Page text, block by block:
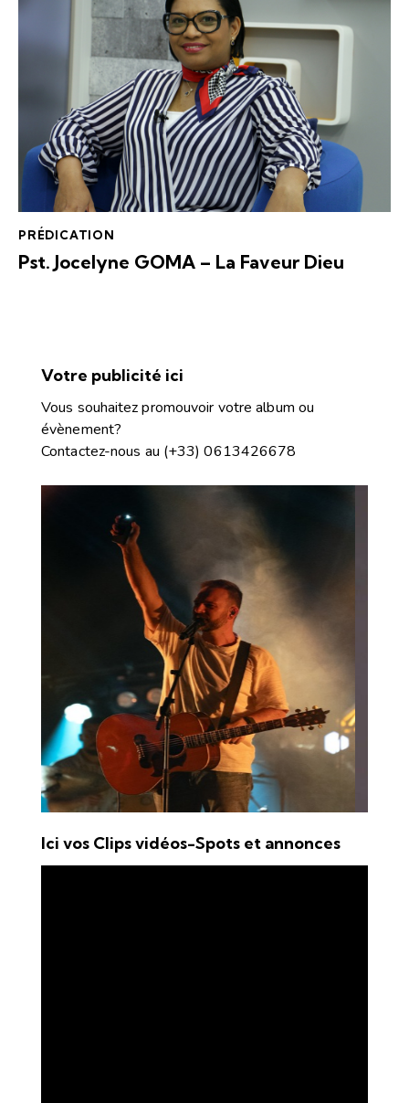
PRÉDICATION
Pst. Jocelyne GOMA – La Faveur Dieu
Votre publicité ici
Vous souhaitez promouvoir votre album ou
évènement?
Contactez-nous au (+33) 0613426678
Ici vos Clips vidéos-Spots et annonces